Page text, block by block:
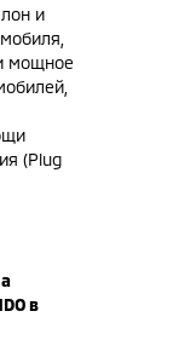
и
мощное
(Plug
в